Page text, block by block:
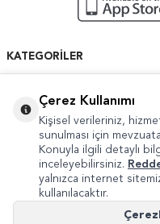
KATEGORILER
HIZLI ERIŞIM
Copyright
Çerez Kullanımı
Kişisel verileriniz,
sunulması için
Konuyla ilgili detaylı
inceleyebilirsiniz.
yalnızca internet
kullanılacaktır.